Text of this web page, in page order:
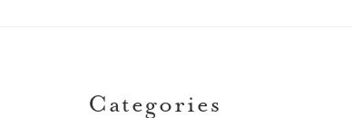
Categories